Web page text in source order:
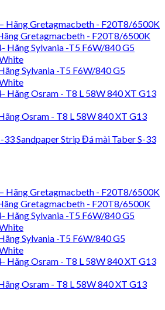
Gretagmacbeth - F20T8/6500K
Sylvania -T5 F6W/840 G5
Osram - T8 L 58W 840 XT G13
Đá mài Taber S-33
Gretagmacbeth - F20T8/6500K
Sylvania -T5 F6W/840 G5
Osram - T8 L 58W 840 XT G13